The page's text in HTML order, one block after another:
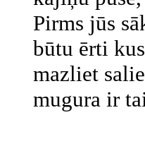
Pirms jūs
būtu ērti
mazliet
mugura ir